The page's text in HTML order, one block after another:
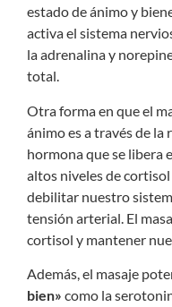
estado de ánimo y
activa el sistema
la adrenalina y
total.
Otra forma en que el
ánimo es a través de
hormona que se libera
altos niveles de
debilitar nuestro
tensión arterial. El
cortisol y mantener
Además, el masaje
bien» como la